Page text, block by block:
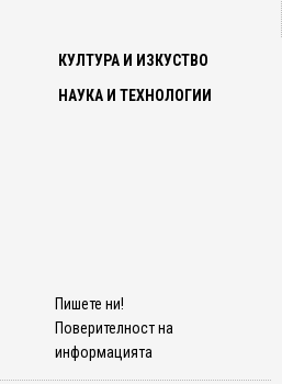
КУЛТУРА И ИЗКУСТВО
НАУКА И ТЕХНОЛОГИИ
Пишете ни!
Поверителност на
информацията